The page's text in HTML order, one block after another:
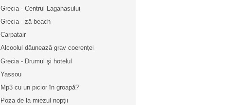
Grecia - Centrul Laganasului
Grecia - ză beach
Carpatair
Alcoolul dăunează grav coerenţei
Grecia - Drumul şi hotelul
Yassou
Mp3 cu un picior în groapă?
Poza de la miezul nopţii